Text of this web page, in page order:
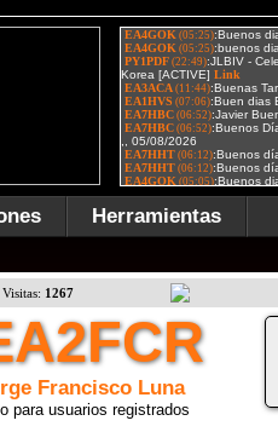
Herramientas
Visitas: 1267
Francisco Luna
para usuarios registrados